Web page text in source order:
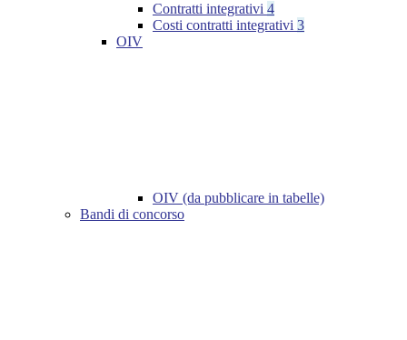
Contratti integrativi 4
Costi contratti integrativi 3
OIV
OIV (da pubblicare in tabelle)
Bandi di concorso